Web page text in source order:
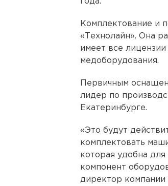
Комплектование и
«Технолайн». Она
имеет все
медоборудования.
Первичным
лидер по
Екатеринбурге.
«Это будут
комплектовать
которая удобна
компонент
директор компании